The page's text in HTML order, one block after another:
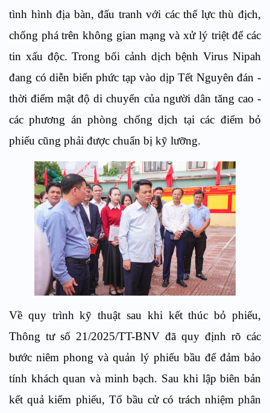
tình hình địa bàn, đấu tranh với các thế lực thù địch,
chống phá trên không gian mạng và xử lý triệt để các
tin xấu độc. Trong bối cảnh dịch bệnh Virus Nipah
đang có diễn biến phức tạp vào dịp Tết Nguyên đán -
thời điểm mật độ di chuyển của người dân tăng cao -
các phương án phòng chống dịch tại các điểm bỏ
phiếu cũng phải được chuẩn bị kỹ lưỡng.
Về quy trình kỹ thuật sau khi kết thúc bỏ phiếu,
Thông tư số 21/2025/TT-BNV đã quy định rõ các
bước niêm phong và quản lý phiếu bầu để đảm bảo
tính khách quan và minh bạch. Sau khi lập biên bản
kết quả kiểm phiếu, Tổ bầu cử có trách nhiệm phân